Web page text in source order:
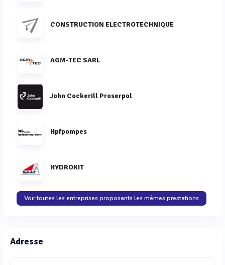
CONSTRUCTION ELECTROTECHNIQUE
AGM-TEC SARL
John Cockerill Proserpol
Hpfpompes
HYDROKIT
Voir toutes les entreprises proposants les mêmes prestations
Adresse